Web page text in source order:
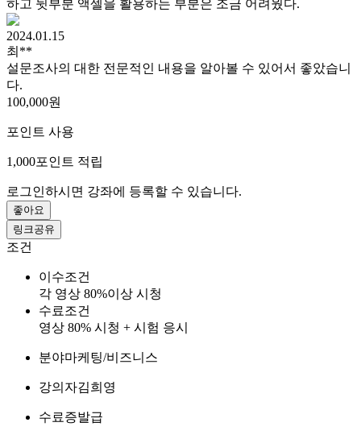
하고 뒷부분 액셀을 활용하는 부분은 조금 어려웠다.
2024.01.15
최**
설문조사의 대한 전문적인 내용을 알아볼 수 있어서 좋았습니
다.
100,000원
포인트 사용
1,000포인트 적립
로그인하시면 강좌에 등록할 수 있습니다.
좋아요
링크공유
조건
이수조건
각 영상 80%이상 시청
수료조건
영상 80% 시청 + 시험 응시
분야마케팅/비즈니스
강의자김희영
수료증발급